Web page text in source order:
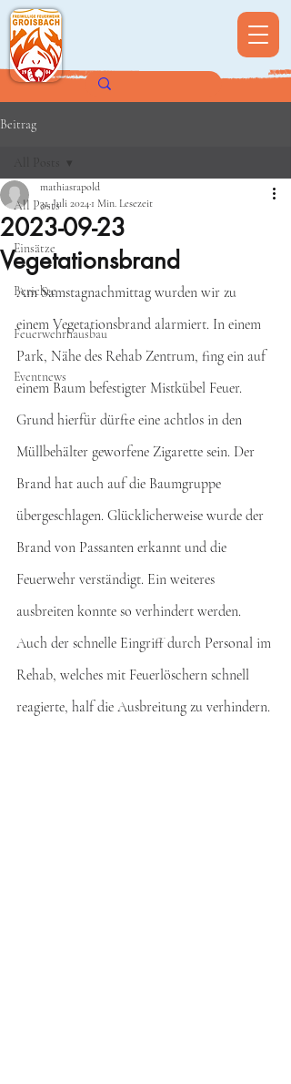
Beitrag
All Posts
Einsätze
Berichte
Feuerwehrhausbau
Eventnews
2023-09-23
Vegetationsbrand
mathiasrapold
31. Juli 2024 1 Min. Lesezeit
Am Samstagnachmittag wurden wir zu
einem Vegetationsbrand alarmiert. In einem
Park, Nähe des Rehab Zentrum, fing ein auf
einem Baum befestigter Mistkübel Feuer.
Grund hierfür dürfte eine achtlos in den
Müllbehälter geworfene Zigarette sein. Der
Brand hat auch auf die Baumgruppe
übergeschlagen. Glücklicherweise wurde der
Brand von Passanten erkannt und die
Feuerwehr verständigt. Ein weiteres
ausbreiten konnte so verhindert werden.
Auch der schnelle Eingriff durch Personal im
Rehab, welches mit Feuerlöschern schnell
reagierte, half die Ausbreitung zu verhindern.